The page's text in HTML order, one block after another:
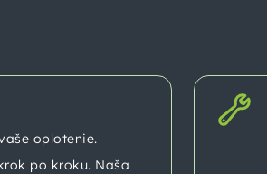
oplotenie.
po kroku. Naša